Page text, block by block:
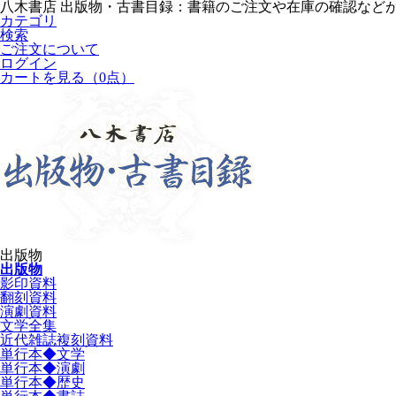
八木書店 出版物・古書目録：書籍のご注文や在庫の確認など
カテゴリ
検索
ご注文について
ログイン
カートを見る
（0点）
出版物
出版物
影印資料
翻刻資料
演劇資料
文学全集
近代雑誌複刻資料
単行本◆文学
単行本◆演劇
単行本◆歴史